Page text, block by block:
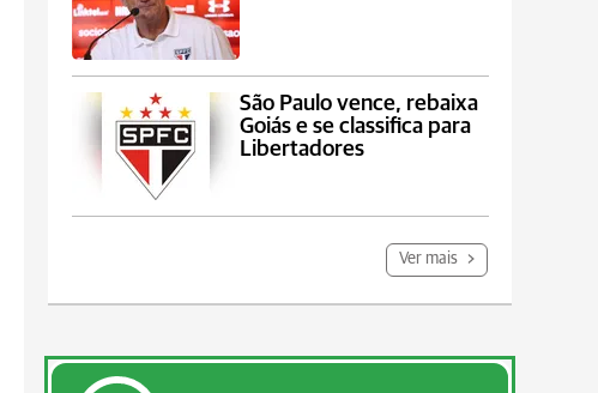
São Paulo vence, rebaixa
Goiás e se classifica para
Libertadores
Ver mais